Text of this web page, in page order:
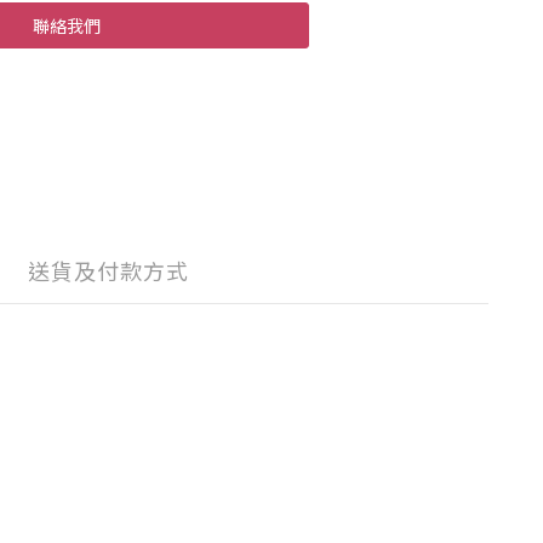
聯絡我們
送貨及付款方式